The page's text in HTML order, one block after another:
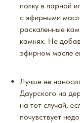
полку в парной
с эфирными
раскаленные
камнях. Не
эфирном масле
Лучше не
Даурского на
на тот случай,
почувствует